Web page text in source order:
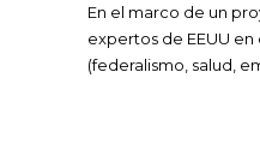
En el marco de un
expertos de EEUU
(federalismo, salud,